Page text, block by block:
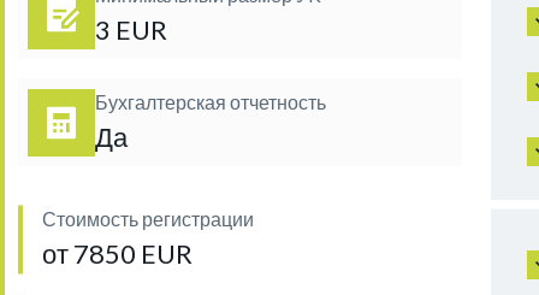
3 EUR
Бухгалтерская отчетность
Да
Стоимость регистрации
от 7850 EUR